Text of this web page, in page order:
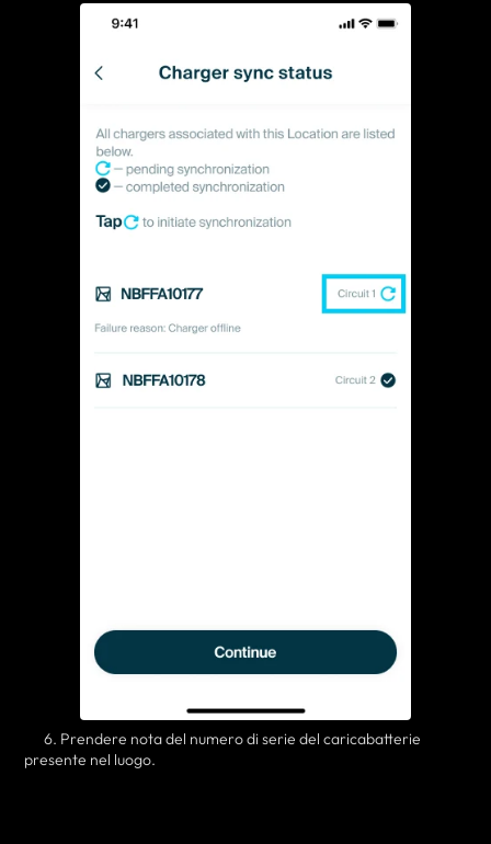
6. Prendere nota del numero di serie del caricabatterie
presente nel luogo.